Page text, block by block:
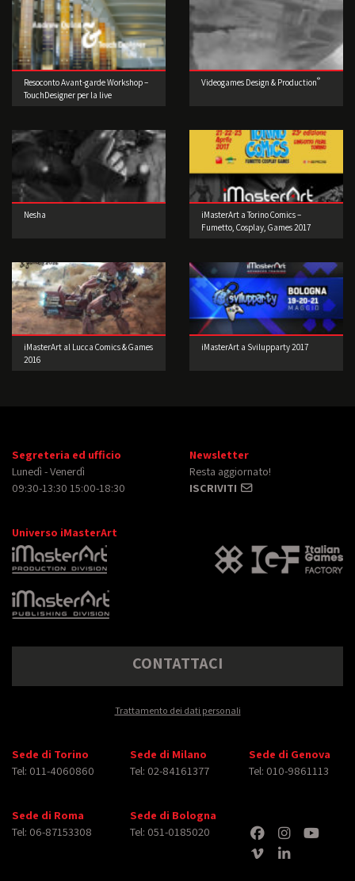
Resoconto Avant-garde Workshop –
TouchDesigner per la live
Videogames Design & Production®
Nesha
iMasterArt a Torino Comics –
Fumetto, Cosplay, Games 2017
iMasterArt al Lucca Comics & Games
2016
iMasterArt a Svilupparty 2017
Segreteria ed ufficio
Lunedì - Venerdì
09:30-13:30 15:00-18:30
Newsletter
Resta aggiornato!
ISCRIVITI
Universo iMasterArt
CONTATTACI
Trattamento dei dati personali
Sede di Torino
Tel: 011-4060860
Sede di Milano
Tel: 02-84161377
Sede di Genova
Tel: 010-9861113
Sede di Roma
Tel: 06-87153308
Sede di Bologna
Tel: 051-0185020